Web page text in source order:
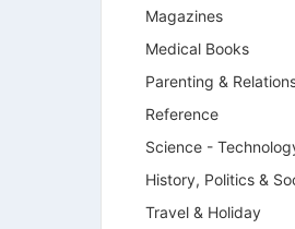
Magazines
Medical Books
Parenting &
Reference
Science -
History, Politics &
Travel & Holiday